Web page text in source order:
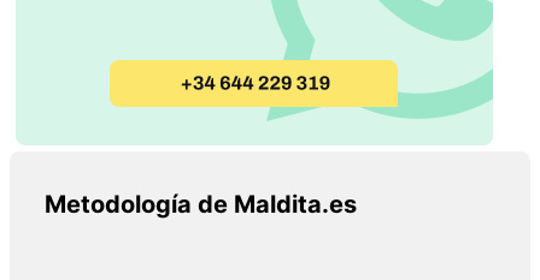
Metodología de Maldita.es